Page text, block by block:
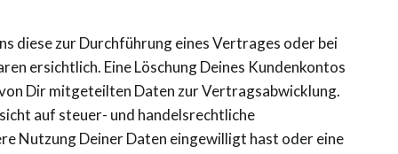
diese zur Durchführung eines Vertrages oder bei
ersichtlich. Eine Löschung Deines Kundenkontos
Dir mitgeteilten Daten zur Vertragsabwicklung.
auf steuer- und handelsrechtliche
Nutzung Deiner Daten eingewilligt hast oder eine